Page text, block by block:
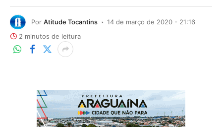
Por Atitude Tocantins
14 de março de 2020 - 21:16
2 minutos de leitura